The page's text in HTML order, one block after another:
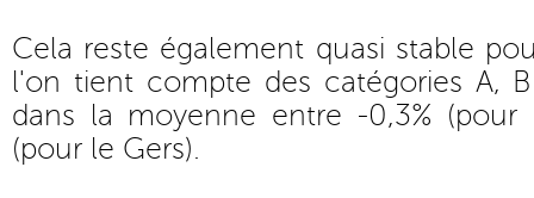
Cela reste également quasi stable
l'on tient compte des catégories A,
dans la moyenne entre -0,3% (pour
(pour le Gers).